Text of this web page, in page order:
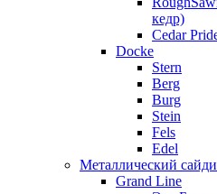
кедр)
Cedar
Docke
Stern
Berg
Burg
Stein
Fels
Edel
Металлический
Grand Line